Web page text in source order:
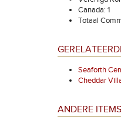
Canada: 1
Totaal
Seaforth
Cheddar
ANDERE